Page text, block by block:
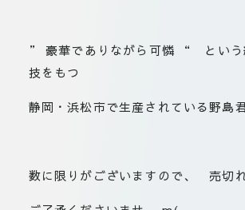
” 豪華でありながら可憐 “ という
技をもつ
静岡・浜松市で生産されている野島
数に限りがございますので、 売切
facebook